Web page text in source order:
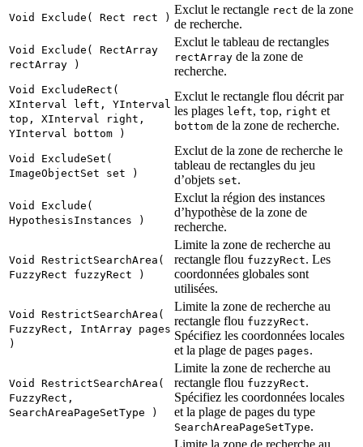
Void Exclude( Rect rect )
Exclut le rectangle rect de la zone
de recherche.
Void Exclude( RectArray
rectArray )
Exclut le tableau de rectangles
rectArray de la zone de
recherche.
Void ExcludeRect(
XInterval left, YInterval
top, XInterval right,
YInterval bottom )
Exclut le rectangle flou décrit par
les plages left, top, right et
bottom de la zone de recherche.
Void ExcludeSet(
ImageObjectSet set )
Exclut de la zone de recherche le
tableau de rectangles du jeu
d’objets set.
Void Exclude(
HypothesisInstances )
Exclut la région des instances
d’hypothèse de la zone de
recherche.
Void RestrictSearchArea(
FuzzyRect fuzzyRect )
Limite la zone de recherche au
rectangle flou fuzzyRect. Les
coordonnées globales sont
utilisées.
Void RestrictSearchArea(
FuzzyRect, IntArray pages
)
Limite la zone de recherche au
rectangle flou fuzzyRect.
Spécifiez les coordonnées locales
et la plage de pages pages.
Void RestrictSearchArea(
FuzzyRect,
SearchAreaPageSetType )
Limite la zone de recherche au
rectangle flou fuzzyRect.
Spécifiez les coordonnées locales
et la plage de pages du type
SearchAreaPageSetType.